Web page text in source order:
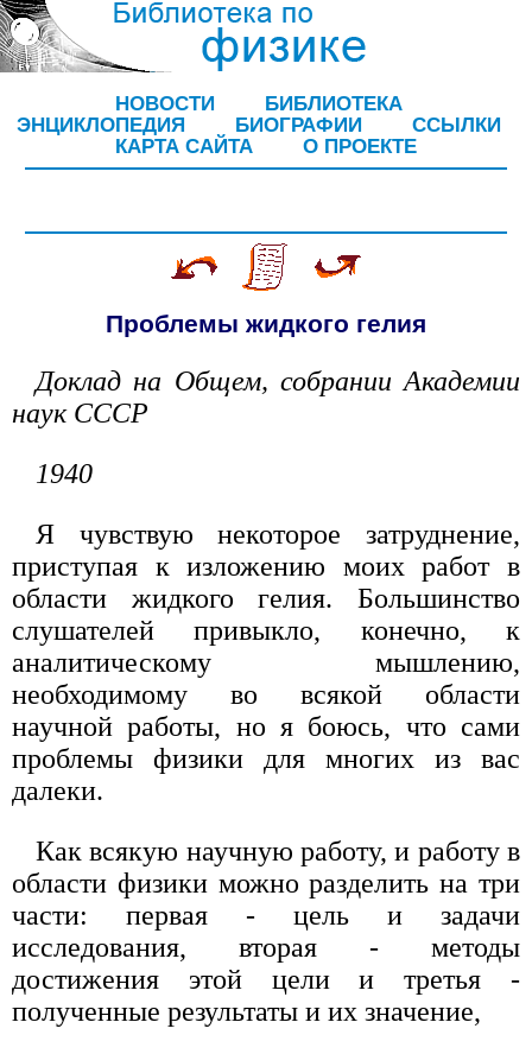
НОВОСТИ
БИБЛИОТЕКА
ЭНЦИКЛОПЕДИЯ
БИОГРАФИИ
ССЫЛКИ
КАРТА САЙТА
О ПРОЕКТЕ
Проблемы жидкого гелия
Доклад на Общем, собрании Академии
наук СССР
1940
Я чувствую некоторое затруднение,
приступая к изложению моих работ в
области жидкого гелия. Большинство
слушателей привыкло, конечно, к
аналитическому мышлению,
необходимому во всякой области
научной работы, но я боюсь, что сами
проблемы физики для многих из вас
далеки.
Как всякую научную работу, и работу в
области физики можно разделить на три
части: первая - цель и задачи
исследования, вторая - методы
достижения этой цели и третья -
полученные результаты и их значение,